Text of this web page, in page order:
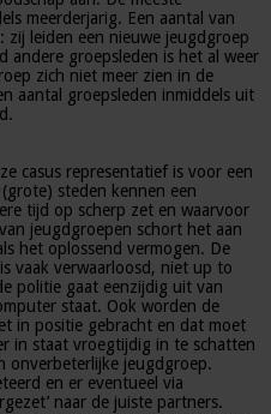
meerderjarig. Een aantal van
zij leiden een nieuwe jeugdgroep
andere groepsleden is het al weer
zich niet meer zien in de
aantal groepsleden inmiddels uit
casus representatief is voor een
steden kennen een
tijd op scherp zet en waarvoor
jeugdgroepen schort het aan
het oplossend vermogen. De
vaak verwaarloosd, niet up to
politie gaat eenzijdig uit van
staat. Ook worden de
in positie gebracht en dat moet
in staat vroegtijdig in te schatten
onverbeterlijke jeugdgroep.
en er eventueel via
naar de juiste partners.